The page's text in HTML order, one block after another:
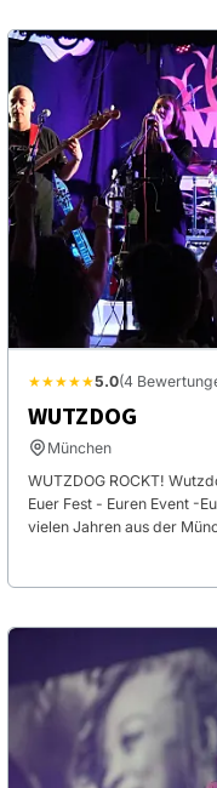
★★★★★5.0(4
WUTZDOG
München
WUTZDOG ROCKT!
Euer Fest - Euren Event -
vielen Jahren aus der